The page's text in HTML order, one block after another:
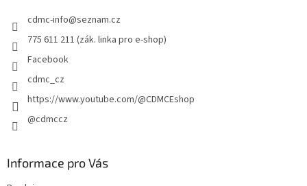
cdmc-info@seznam.cz
775 611 211 (zák. linka pro e-shop)
Facebook
cdmc_cz
https://www.youtube.com/@CDMCEshop
@cdmccz
Informace pro Vás